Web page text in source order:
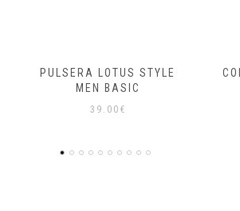
COLLAR VICEROY ACERO
DORADO
35.00 €